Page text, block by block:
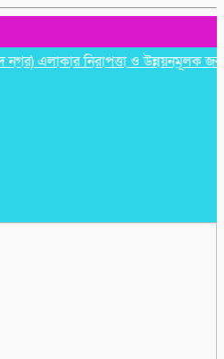
এলাকার নিরাপত্তা ও উন্নয়নমূলক জরুরি